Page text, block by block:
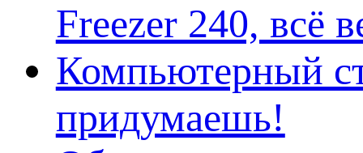
Freezer 240, всё
Компьютерный
придумаешь!